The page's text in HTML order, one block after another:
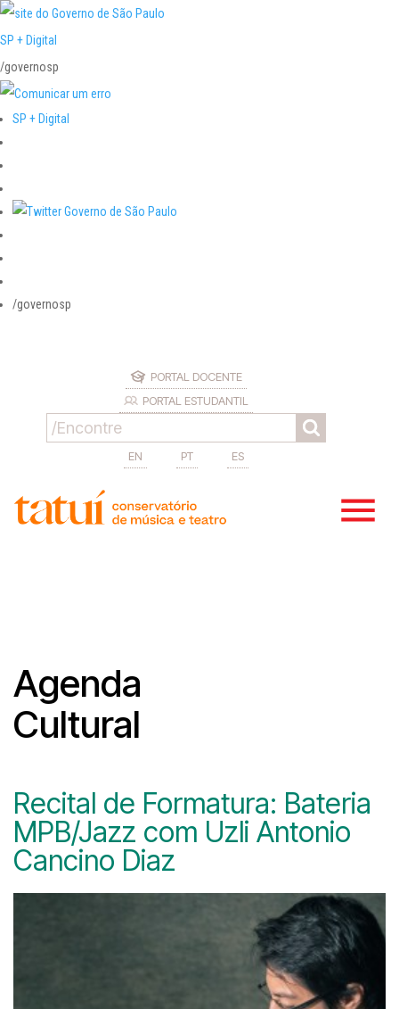
SP + Digital
/governosp
SP + Digital
/governosp
PORTAL DOCENTE
PORTAL ESTUDANTIL
EN PT ES
Agenda
Cultural
Recital de Formatura: Bateria
MPB/Jazz com Uzli Antonio
Cancino Diaz